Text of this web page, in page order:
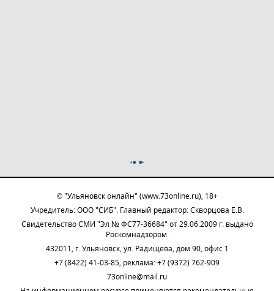
© "Ульяновск онлайн" (www.73online.ru), 18+
Учредитель: ООО "СИБ". Главный редактор: Скворцова Е.В.
Свидетельство СМИ "Эл № ФС77-36684" от 29.06.2009 г. выдано
Роскомнадзором.
432011, г. Ульяновск, ул. Радищева, дом 90, офис 1
+7 (8422) 41-03-85, реклама: +7 (9372) 762-909
73online@mail.ru